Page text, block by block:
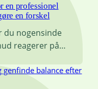
en professionel
en forskel
du nogensinde
reagerer på…